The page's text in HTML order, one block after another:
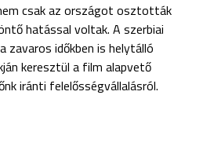
csak az országot osztották
hatással voltak. A szerbiai
zavaros időkben is helytálló
keresztül a film alapvető
iránti felelősségvállalásról.